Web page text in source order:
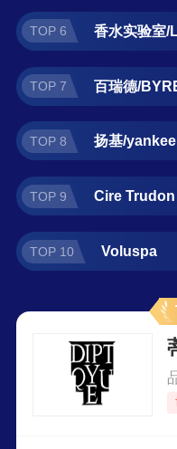
TOP 6 香水实验室/
TOP 7 百瑞德/
TOP 8 扬基/
TOP 9 Cire Trudon
TOP 10 Voluspa